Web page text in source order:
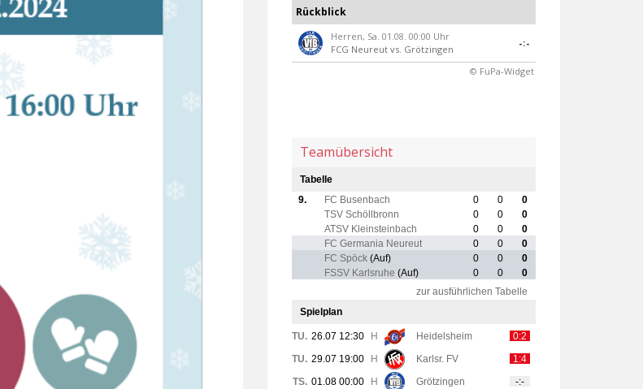
Rückblick
Herren, Sa. 01.08. 00:00 Uhr
FCG Neureut vs. Grötzingen
-:-
© FuPa-Widget
Teamübersicht
Tabelle
9.
FC Busenbach 0 0
0
TSV Schöllbronn
0 0
0
ATSV Kleinsteinbach
0 0
0
FC Germania Neureut
0 0
0
FC Spöck (Auf) 0 0
0
FSSV Karlsruhe (Auf) 0 0
0
zur ausführlichen Tabelle
Spielplan
TU. 26.07 12:30 H Heidelsheim
0:2
TU. 29.07 19:00 H Karlsr. FV
1:4
TS. 01.08 00:00 H Grötzingen
-:-